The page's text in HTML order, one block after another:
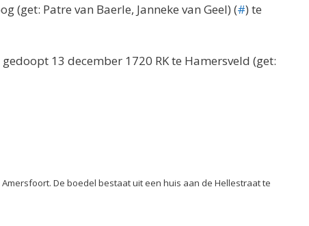
(get: Patre van Baerle, Janneke van Geel) (#) te
13 december 1720 RK te Hamersveld (get:
De boedel bestaat uit een huis aan de Hellestraat te